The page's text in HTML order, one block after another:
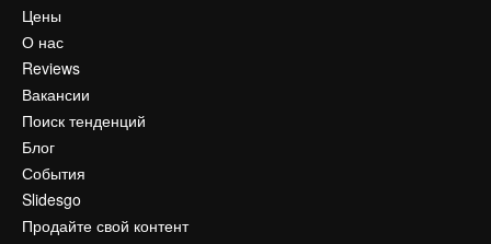
Цены
О нас
Reviews
Вакансии
Поиск тенденций
Блог
События
Slidesgo
Продайте свой контент